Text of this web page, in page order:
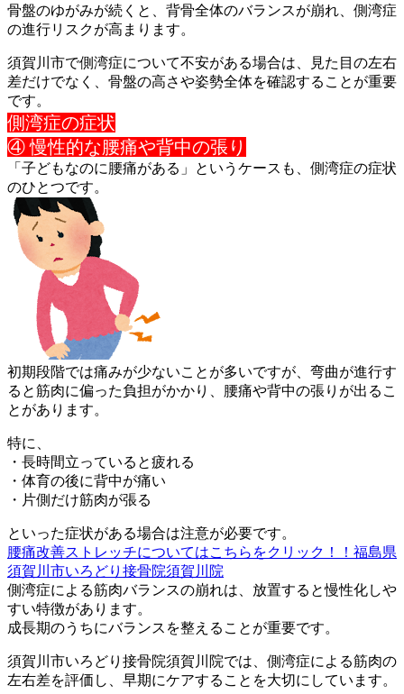
骨盤のゆがみが続くと、背骨全体のバランスが崩れ、側湾症
の進行リスクが高まります。
須賀川市で側湾症について不安がある場合は、見た目の左右
差だけでなく、骨盤の高さや姿勢全体を確認することが重要
です。
側湾症の症状
④ 慢性的な腰痛や背中の張り
「子どもなのに腰痛がある」というケースも、側湾症の症状
のひとつです。
初期段階では痛みが少ないことが多いですが、弯曲が進行す
ると筋肉に偏った負担がかかり、腰痛や背中の張りが出るこ
とがあります。
特に、
・長時間立っていると疲れる
・体育の後に背中が痛い
・片側だけ筋肉が張る
といった症状がある場合は注意が必要です。
腰痛改善ストレッチについてはこちらをクリック！！福島県
須賀川市いろどり接骨院須賀川院
側湾症による筋肉バランスの崩れは、放置すると慢性化しや
すい特徴があります。
成長期のうちにバランスを整えることが重要です。
須賀川市いろどり接骨院須賀川院では、側湾症による筋肉の
左右差を評価し、早期にケアすることを大切にしています。